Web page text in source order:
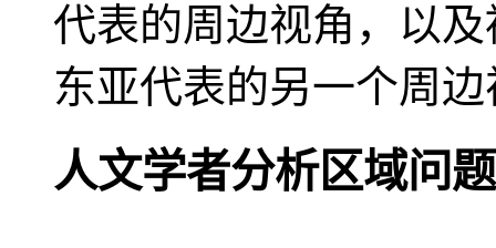
代表的周边视角，以
东亚代表的另一个周
人文学者分析区域问题